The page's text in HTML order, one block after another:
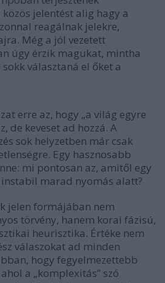
jelentést alig hagy a
reagálnak jelekre,
Még a jól vezetett
úgy érzik magukat, mintha
választaná el őket a
erre az, hogy „a világ egyre
de keveset ad hozzá. A
sok helyzetben már csak
Egy hasznosabb
mi pontosan az, amitől egy
marad nyomás alatt?
jelen formájában nem
törvény, hanem korai fázisú,
heurisztika. Értéke nem
válaszokat ad minden
hogy fegyelmezettebb
a „komplexitás” szó